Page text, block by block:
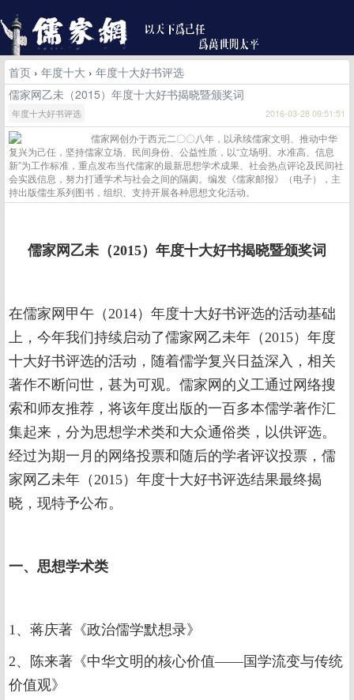
首页 › 年度十大 › 年度十大好书评选
儒家网乙未（2015）年度十大好书揭晓暨颁奖词
年度十大好书评选 2016-03-28 09:51:51
儒家网创办于西元二〇〇八年，以承续儒家文明、推动中华
复兴为己任，坚持儒家立场、民间身份、公益性质，以“立场明、水准高、信息
新”为工作标准，重点发布当代儒家的最新思想学术成果、社会热点评论及民间社
会实践信息，努力打通学术与社会之间的隔阂。编发《儒家邮报》（电子），主
持出版儒生系列图书，组织、支持开展各种思想文化活动。
儒家网乙未（2015）年度十大好书揭晓暨颁奖词
在儒家网甲午（2014）年度十大好书评选的活动基础
上，今年我们持续启动了儒家网乙未年（2015）年度
十大好书评选的活动，随着儒学复兴日益深入，相关
著作不断问世，甚为可观。儒家网的义工通过网络搜
索和师友推荐，将该年度出版的一百多本儒学著作汇
集起来，分为思想学术类和大众通俗类，以供评选。
经过为期一月的网络投票和随后的学者评议投票，儒
家网乙未年（2015）年度十大好书评选结果最终揭
晓，现特予公布。
一、思想学术类
1、蒋庆著《政治儒学默想录》
2、陈来著《中华文明的核心价值——国学流变与传统
价值观》